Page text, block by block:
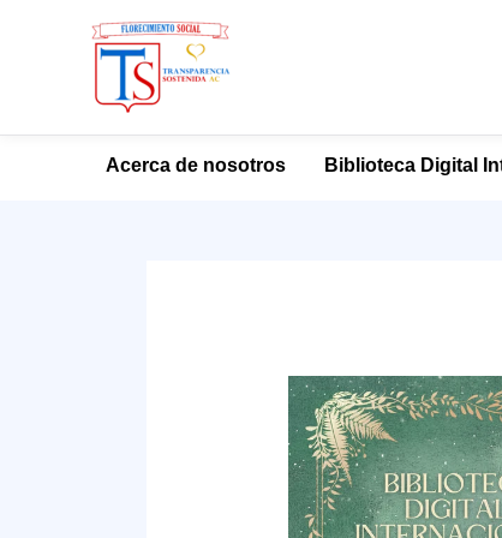
Acerca de nosotros Biblioteca Digital